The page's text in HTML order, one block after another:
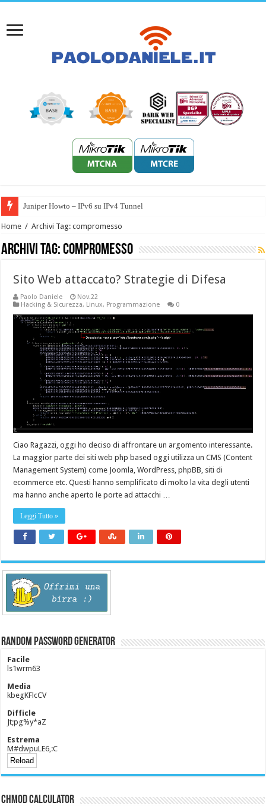
Juniper Howto – IPv6 su IPv4 Tunnel
Home / Archivi Tag: compromesso
Archivi Tag:compromesso
Sito Web attaccato? Strategie di Difesa
Paolo Daniele
Nov.22
Hacking & Sicurezza, Linux, Programmazione 0
Ciao Ragazzi, oggi ho deciso di affrontare un argomento interessante.
La maggior parte dei siti web php based oggi utilizza un CMS (Content
Management System) come Joomla, WordPress, phpBB, siti di
ecommerce etc. Questi hanno semplificato di molto la vita degli utenti
ma hanno anche aperto le porte ad attacchi …
Leggi Tutto »
Random Password Generator
Facile
ls1wrm63
Media
kbegKFlcCV
Difficle
Jt;pg%y*aZ
Estrema
M#dwpuLE6,:C
CHMOD Calculator